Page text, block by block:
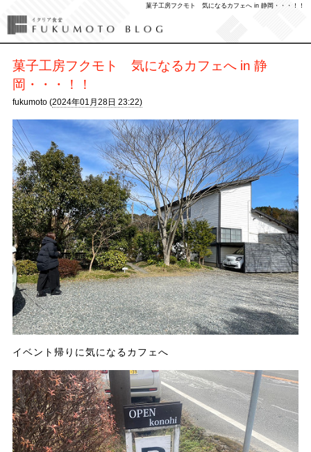
菓子工房フクモト 気になるカフェへ in 静岡・・・！！
菓子工房フクモト 気になるカフェへ in 静
岡・・・！！
fukumoto (2024年01月28日 23:22)
イベント帰りに気になるカフェへ